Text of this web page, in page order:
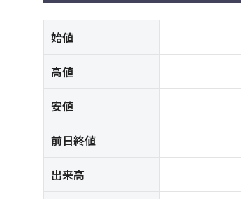
始値
高値
安値
前日終値
出来高